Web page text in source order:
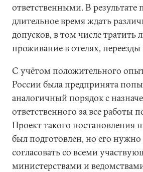
ответственными. В результате
длительное время ждать
допусков, в том числе тратить
проживание в отелях, переезды
С учётом положительного
России была предпринята
аналогичный порядок с
ответственного за все работы
Проект такого постановления
был подготовлен, но его
согласовать со всеми
министерствами и